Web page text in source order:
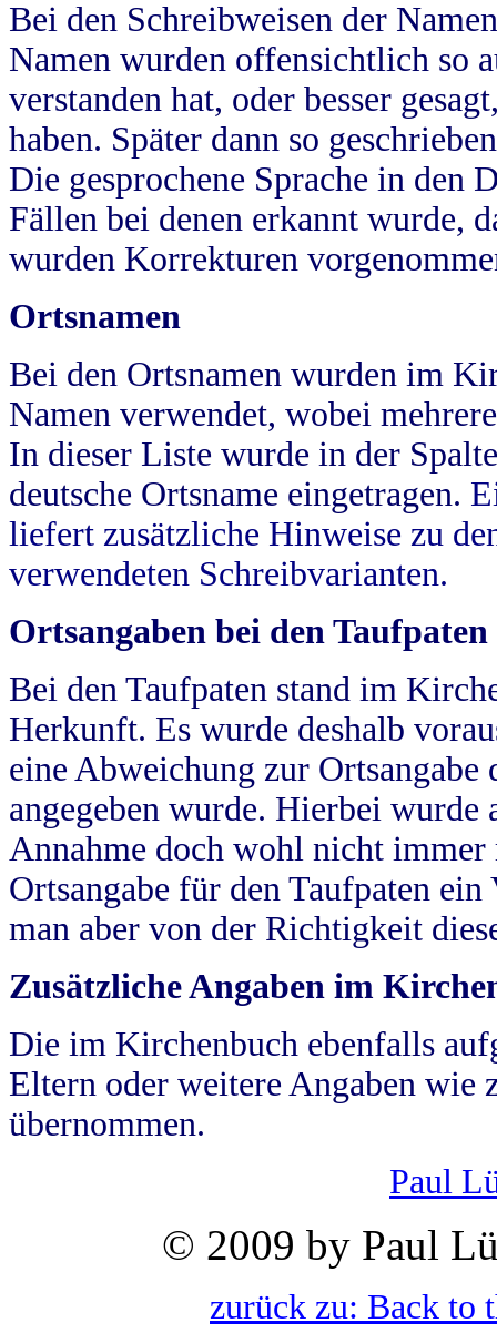
Bei den Schreibweisen der
Namen wurden offensichtlich so
verstanden hat, oder besser
haben. Später dann so
Die gesprochene Sprache in
Fällen bei denen erkannt wurde,
wurden Korrekturen
Ortsnamen
Bei den Ortsnamen wurden im
Namen verwendet, wobei
In dieser Liste wurde in der
deutsche Ortsname eingetragen.
liefert zusätzliche Hinweise zu
verwendeten Schreibvarianten.
Ortsangaben bei den Taufpaten
Bei den Taufpaten stand im
Herkunft. Es wurde deshalb
eine Abweichung zur
angegeben wurde. Hierbei wurde
Annahme doch wohl nicht
Ortsangabe für den Taufpaten
man aber von der Richtigkeit
Zusätzliche Angaben im
Die im Kirchenbuch ebenfalls
Eltern oder weitere Angaben wie
übernommen.
Paul
© 2009 by Paul
zurück zu: Back to